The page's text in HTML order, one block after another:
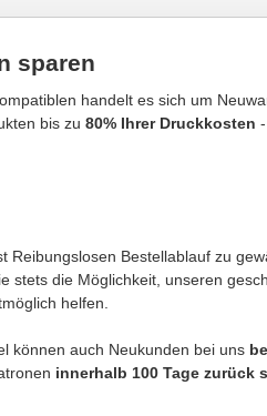
sparen
handelt es sich um
bis zu 80% Ihrer Druckkosten
Bestellablauf zu
die Möglichkeit, unseren
helfen.
können auch Neukunden bei uns
innerhalb 100 Tage zurück